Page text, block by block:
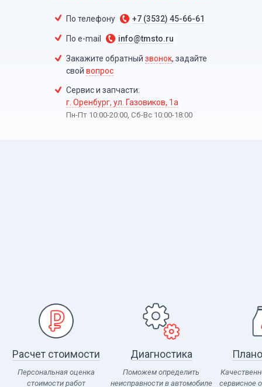
По телефону +7 (3532) 45-66-61
По e-mail info@tmsto.ru
Закажите обратныйзвонок, задайте
свойвопрос
Сервис и запчасти:
г. Оренбург, ул. Газовиков, 1а
Пн-Пт 10:00-20:00, Сб-Вc 10:00-18:00
Расчет стоимости
Персональная оценка
стоимости работ
Диагностика
Поможем определить
неисправности в автомобиле
сервисное